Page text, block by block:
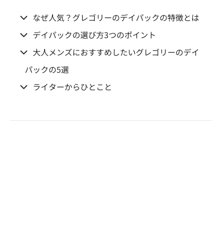
なぜ人気？グレゴリーのデイパックの特徴とは
デイパックの選び方3つのポイント
大人メンズにおすすめしたいグレゴリーのデイ
パックの5選
ライターからひとこと